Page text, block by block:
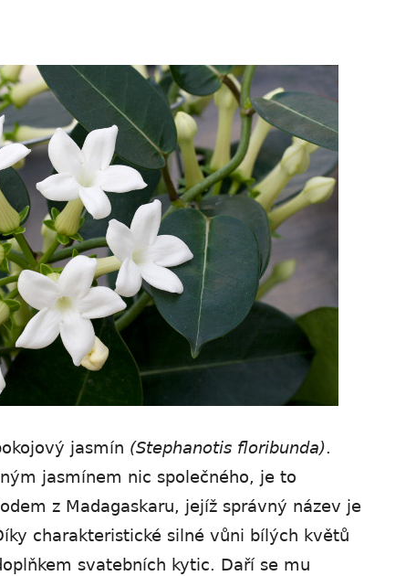
jasmín (Stephanotis floribunda).
jasmínem nic společného, je to
z Madagaskaru, jejíž správný název je
charakteristické silné vůni bílých květů
svatebních kytic. Daří se mu
V ZAHRADĚ 2/2026